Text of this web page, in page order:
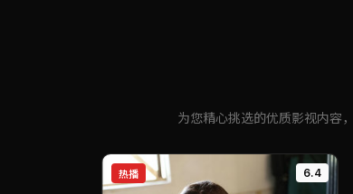
为您精心挑选的优质影视内容
热播 6.4